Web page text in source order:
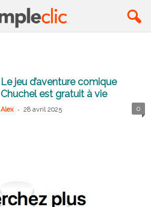
Le jeu d’aventure comique
Chuchel est gratuit à vie
Alex - 28 avril 2025 0